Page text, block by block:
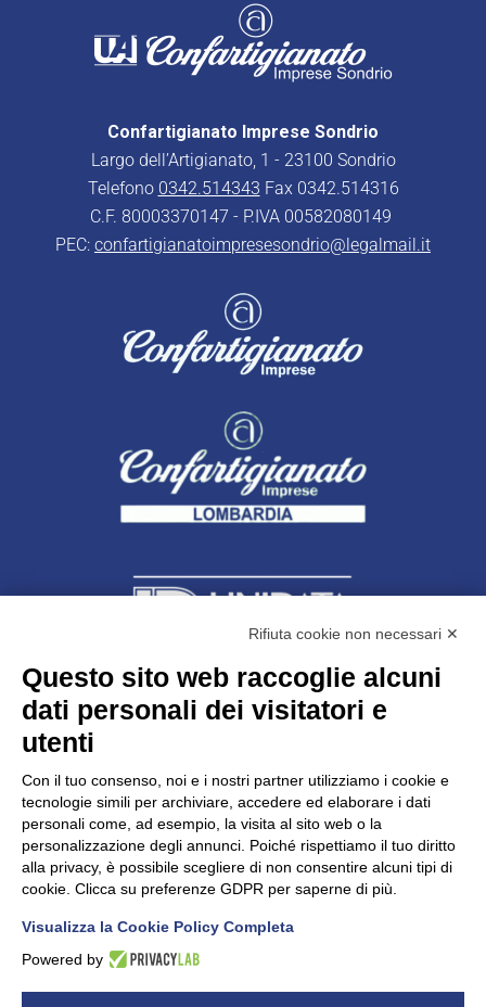
Confartigianato Imprese Sondrio
Largo dell’Artigianato, 1 - 23100 Sondrio
Telefono 0342.514343 Fax 0342.514316
C.F. 80003370147 - P.IVA 00582080149
PEC: confartigianatoimpresesondrio@legalmail.it
Unidata s.r.lcon unico socio
Largo dell’Artigianato, 1 - 23100 Sondrio
C.F. 00481790145 - N.REA SO-36426
PEC: unidata.sondrio@legalmail.it
Cap. soc. euro 100.000,00 i.v.
Rifiuta cookie non necessari ✕
Questo sito web raccoglie alcuni
dati personali dei visitatori e
utenti
Con il tuo consenso, noi e i nostri partner utilizziamo i cookie e
tecnologie simili per archiviare, accedere ed elaborare i dati
personali come, ad esempio, la visita al sito web o la
personalizzazione degli annunci. Poiché rispettiamo il tuo diritto
alla privacy, è possibile scegliere di non consentire alcuni tipi di
cookie. Clicca su preferenze GDPR per saperne di più.
Visualizza la Cookie Policy Completa
Powered by